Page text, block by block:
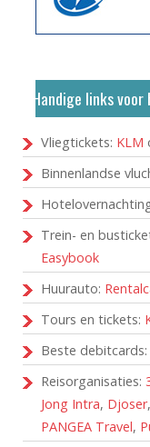
Handige links
Vliegtickets: KLM
Binnenlandse
Trein- en
Easybook
Huurauto:
Tours en tickets:
Beste debitcards:
Reisorganisaties:
Jong Intra, Djoser,
PANGEA Travel,